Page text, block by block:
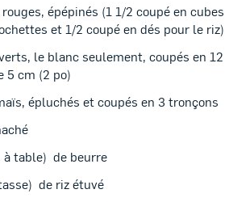
épépinés (1 1/2 coupé en cubes
et 1/2 coupé en dés pour le riz)
le blanc seulement, coupés en 12
5 cm (2 po)
épluchés et coupés en 3 tronçons
à table de beurre
de riz étuvé
de 3 à 6 heures au réfrigérateur.
Conserver la marinade pour
au besoin.
d’eau bouillante salée, cuire le maïs
Plonger le maïs dans un bol d’eau
de porc, les cubes de poivrons et
verts. Réserver ce qui reste de